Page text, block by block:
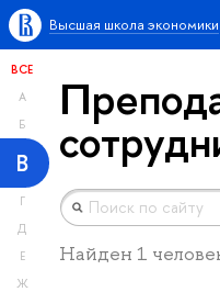
Высшая школа экономики
ВСЕ
А
Б
В
Г
Д
Е
Ж
Найден 1